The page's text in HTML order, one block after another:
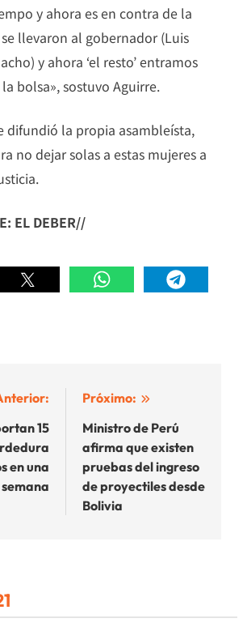
y ahora es en contra de la
llevaron al gobernador (Luis
y ahora ‘el resto’ entramos
bolsa», sostuvo Aguirre.
difundió la propia asambleísta,
no dejar solas a estas mujeres a
EL DEBER//
15
en una
semana
Próximo:
Ministro de Perú
afirma que existen
pruebas del ingreso
de proyectiles desde
Bolivia